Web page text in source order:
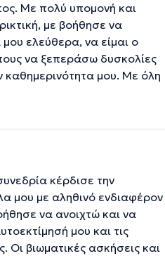
Με πολύ υπομονή και
με βοήθησε να
ελεύθερα, να είμαι ο
να ξεπεράσω δυσκολίες
μου. Με όλη
κέρδισε την
μου με αληθινό ενδιαφέρον
να ανοιχτώ και να
μου και τις
Οι βιωματικές ασκήσεις και